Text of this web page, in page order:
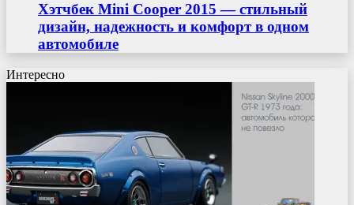
Хэтчбек Mini Cooper 2015 — стильный
дизайн, надежность и комфорт в одном
автомобиле
Интересно